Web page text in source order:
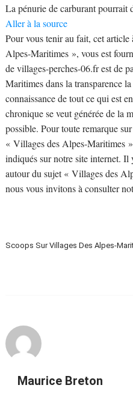
La pénurie de carburant
Aller à la source
Pour vous tenir au fait, cet
Alpes-Maritimes », vous est
de villages-perches-06.fr est de
Maritimes dans la transparence
connaissance de tout ce qui est
chronique se veut générée de la
possible. Pour toute remarque
« Villages des Alpes-Maritimes
indiqués sur notre site internet.
autour du sujet « Villages des
nous vous invitons à consulter
Scoops Sur Villages Des Alpes-
Maurice Breton